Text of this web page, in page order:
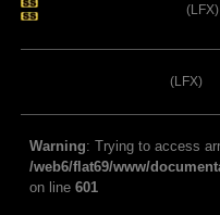
(LFX)
(LFX)
Warning: Trying to access
/web6/flat69/www/
on line601